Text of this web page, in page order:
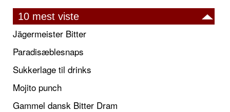
10 mest viste
Jägermeister Bitter
Paradisæblesnaps
Sukkerlage til drinks
Mojito punch
Gammel dansk Bitter Dram